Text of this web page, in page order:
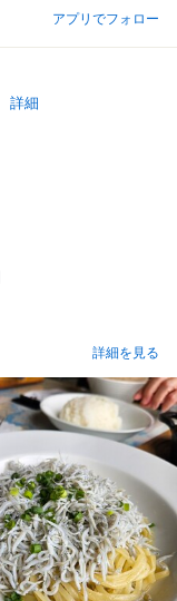
アプリでフォロー
詳細
詳細を見る